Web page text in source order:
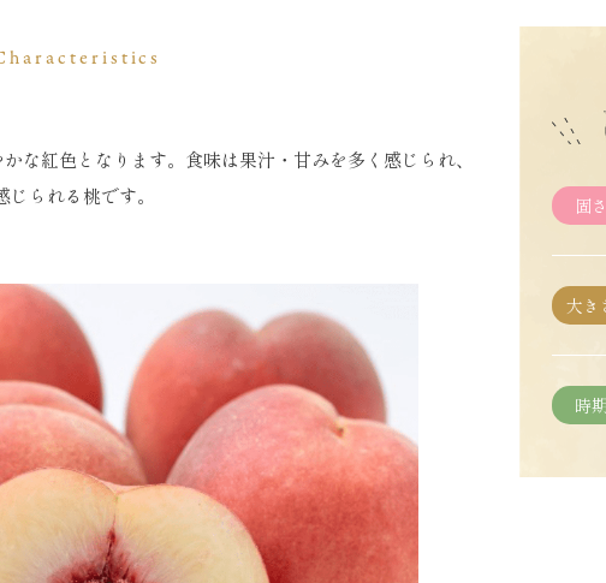
な紅色となります。食味は果汁・甘みを多く感じられ、
られる桃です。
固さ
大き
時期